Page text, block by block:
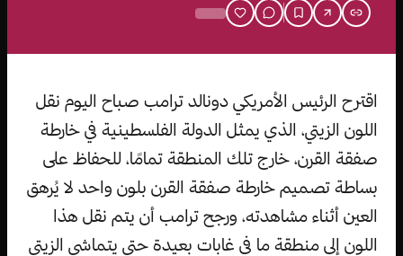
اقترح الرئيس الأمريكي دونالد ترامب صباح اليوم نقل
اللون الزيتي، الذي يمثل الدولة الفلسطينية في خارطة
صفقة القرن، خارج تلك المنطقة تمامًا، للحفاظ على
بساطة تصميم خارطة صفقة القرن بلون واحد لا يُرهق
العين أثناء مشاهدته، ورجح ترامب أن يتم نقل هذا
اللون إلى منطقة ما في غابات بعيدة حتى يتماشى الزيتي